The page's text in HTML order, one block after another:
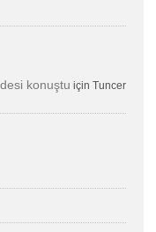
konuştu için Tuncer